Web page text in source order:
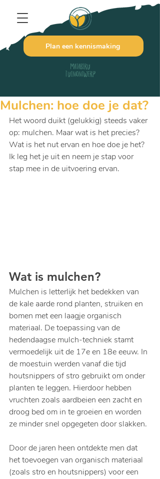
Plan een kennismaking
Matabiru
Tuinontwerp
Mulchen: hoe doe je dat?
Het woord duikt (gelukkig) steeds vaker
op: mulchen. Maar wat is het precies?
Wat is het nut ervan en hoe doe je het?
Ik leg het je uit en neem je stap voor
stap mee in de uitvoering ervan.
Wat is mulchen?
Mulchen is letterlijk het bedekken van
de kale aarde rond planten, struiken en
bomen met een laagje organisch
materiaal. De toepassing van de
hedendaagse mulch-techniek stamt
vermoedelijk uit de 17e en 18e eeuw. In
de moestuin werden vanaf die tijd
houtsnippers of stro gebruikt om onder
planten te leggen. Hierdoor hebben
vruchten zoals aardbeien een zacht en
droog bed om in te groeien en worden
ze minder snel opgegeten door slakken.
Door de jaren heen ontdekte men dat
het toevoegen van organisch materiaal
(zoals stro en houtsnippers) voor een